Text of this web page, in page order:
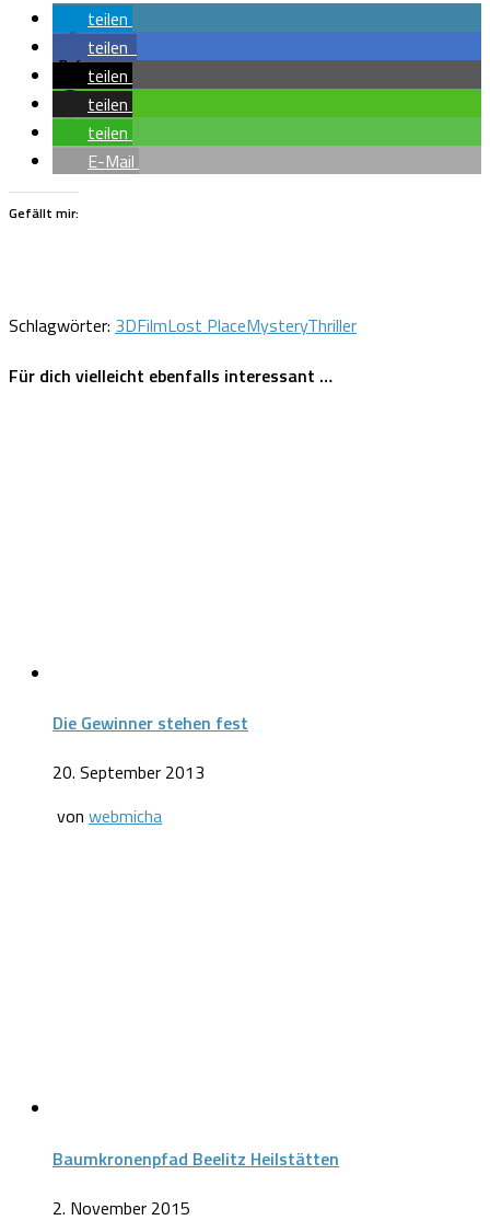
teilen
teilen
teilen
teilen
teilen
E-Mail
Gefällt mir:
Schlagwörter: 3DFilmLost PlaceMysteryThriller
Für dich vielleicht ebenfalls interessant …
Die Gewinner stehen fest
20. September 2013
von webmicha
Baumkronenpfad Beelitz Heilstätten
2. November 2015